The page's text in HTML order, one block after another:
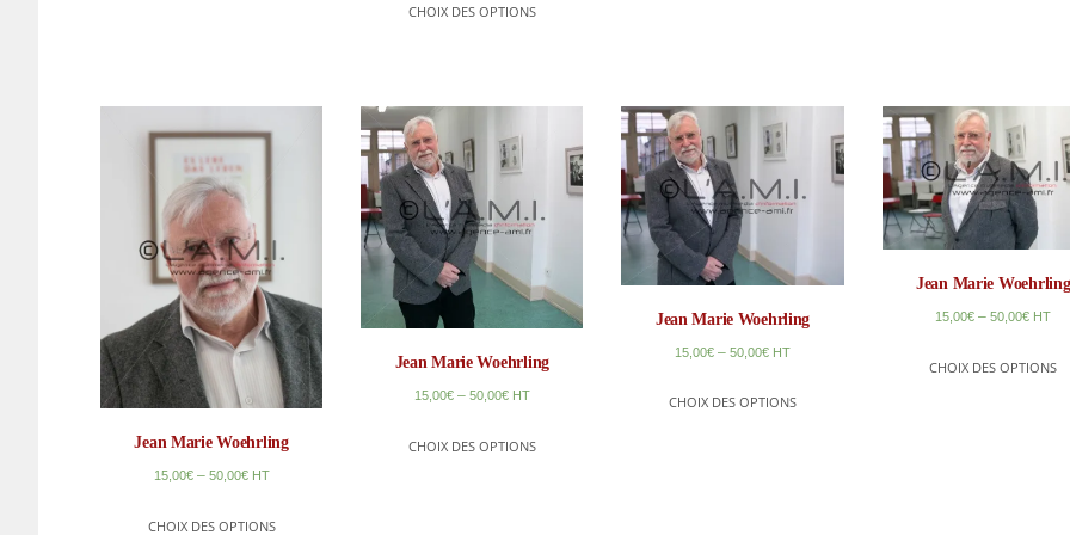
CHOIX DES OPTIONS
Jean Marie Woehrling
15,00€– 50,00€ HT
CHOIX DES OPTIONS
Jean Marie Woehrling
15,00€– 50,00€ HT
CHOIX DES OPTIONS
Jean Marie Woehrling
15,00€ – 50,00€ HT
CHOIX DES OPTIONS
Jean Marie Woehrling
15,00€ –50,00€ HT
CHOIX DES OPTIONS